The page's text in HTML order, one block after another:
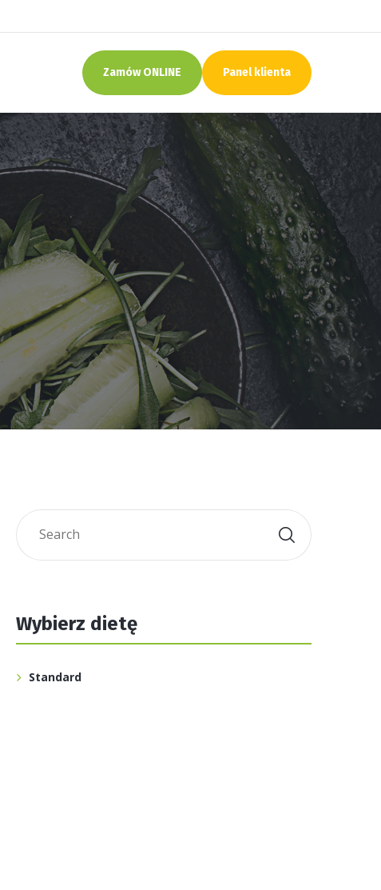
Zamów ONLINE Panel klienta
Wybierz dietę
Standard